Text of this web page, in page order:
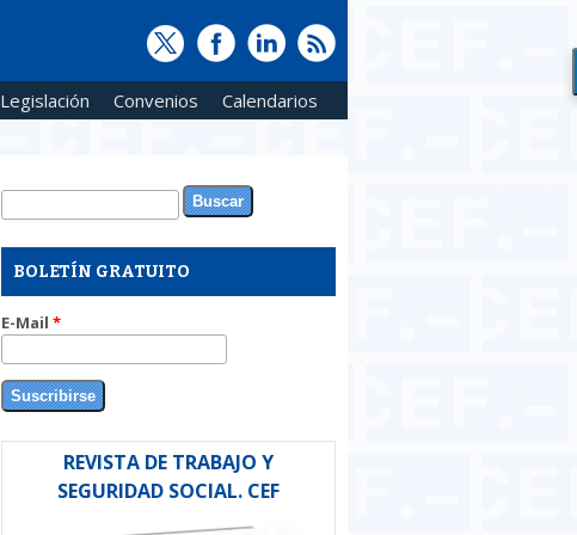
Legislación Convenios Calendarios
Formulario de búsqueda
Buscar
BOLETÍN GRATUITO
E-Mail *
REVISTA DE TRABAJO Y
SEGURIDAD SOCIAL. CEF